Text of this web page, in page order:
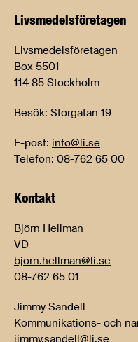
Livsmedels­företagen
Livsmedelsföretagen
Box 5501
114 85 Stockholm
Besök: Storgatan 19
E-post: info@li.se
Telefon: 08-762 65 00
Kontakt
Björn Hellman
VD
bjorn.hellman@li.se
08-762 65 01
Jimmy Sandell
Kommunikations- och